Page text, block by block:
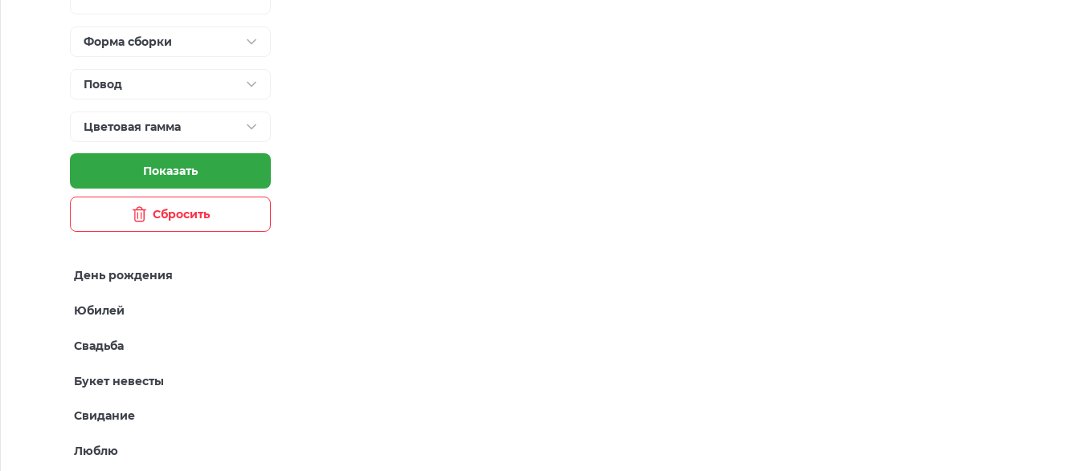
Форма сборки
Повод
Цветовая гамма
Показать
Сбросить
День рождения
Юбилей
Свадьба
Букет невесты
Свидание
Люблю